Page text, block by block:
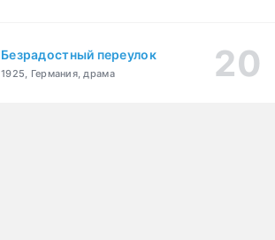
Безрадостный переулок
1925, Германия, драма